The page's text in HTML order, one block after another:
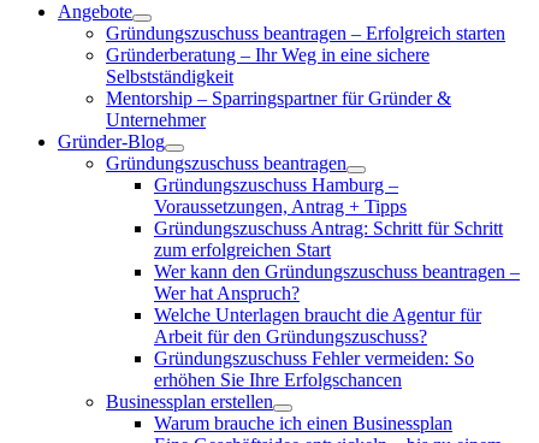
Angebote
Gründungszuschuss beantragen – Erfolgreich starten
Gründerberatung – Ihr Weg in eine sichere
Selbstständigkeit
Mentorship – Sparringspartner für Gründer &
Unternehmer
Gründer-Blog
Gründungszuschuss beantragen
Gründungszuschuss Hamburg –
Voraussetzungen, Antrag + Tipps
Gründungszuschuss Antrag: Schritt für Schritt
zum erfolgreichen Start
Wer kann den Gründungszuschuss beantragen –
Wer hat Anspruch?
Welche Unterlagen braucht die Agentur für
Arbeit für den Gründungszuschuss?
Gründungszuschuss Fehler vermeiden: So
erhöhen Sie Ihre Erfolgschancen
Businessplan erstellen
Warum brauche ich einen Businessplan